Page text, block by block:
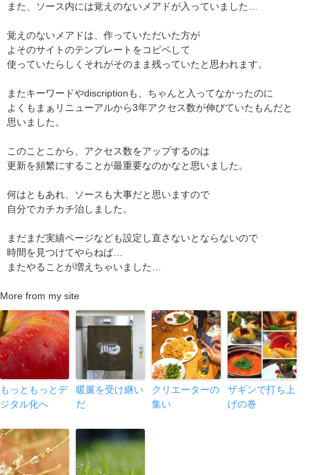
また、ソース内には覚えのないメアドが入っていました…
覚えのないメアドは、作っていただいた方が
よそのサイトのテンプレートをコピペして
使っていたらしくそれがそのまま残っていたと思われます。
またキーワードやdiscriptionも、ちゃんと入ってなかったのに
よくもまぁリニューアルから3年アクセス数が伸びていたもんだと
思いました。
このことこから、アクセス数をアップするのは
更新を頻繁にすることが最重要なのかなと思いました。
何はともあれ、ソースも大事だと思いますので
自分でカチカチ治しました。
まだまだ実績ページなども設定し直さないとならないので
時間を見つけてやらねば…
またやることが増えちゃいました…
More from my site
もっともっとデ
ジタル化へ
暖簾を受け継い
だ
クリエーターの
集い
ザギンで打ち上
げの巻